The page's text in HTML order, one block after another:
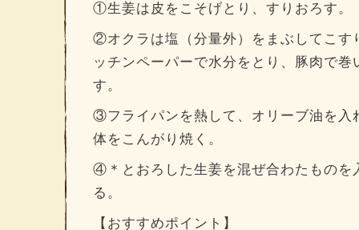
①生姜は皮をこそげとり、すりおろす。
②オクラは塩（分量外）をまぶしてこす
ッチンペーパーで水分をとり、豚肉で
す。
③フライパンを熱して、オリーブ油を
体をこんがり焼く。
④＊とおろした生姜を混ぜ合わたものを
る。
【おすすめポイント】